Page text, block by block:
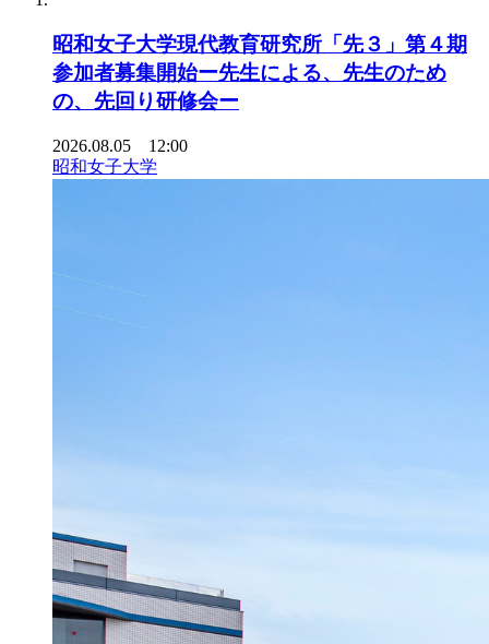
昭和女子大学現代教育研究所「先３」第４期
参加者募集開始ー先生による、先生のため
の、先回り研修会ー
2026.08.05 12:00
昭和女子大学